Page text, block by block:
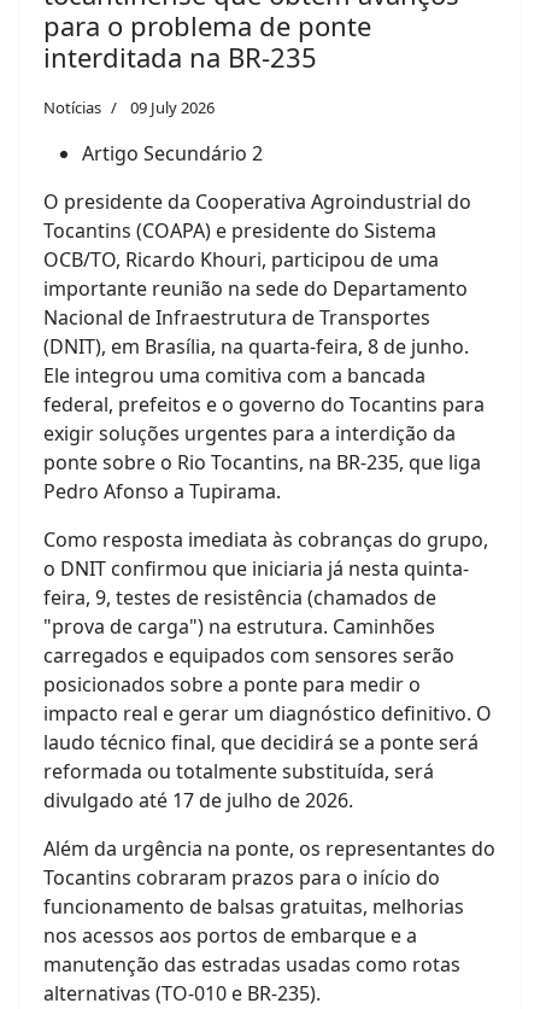
para o problema de ponte
interditada na BR-235
Notícias 09 July 2026
Artigo Secundário 2
O presidente da Cooperativa Agroindustrial do
Tocantins (COAPA) e presidente do Sistema
OCB/TO, Ricardo Khouri, participou de uma
importante reunião na sede do Departamento
Nacional de Infraestrutura de Transportes
(DNIT), em Brasília, na quarta-feira, 8 de junho.
Ele integrou uma comitiva com a bancada
federal, prefeitos e o governo do Tocantins para
exigir soluções urgentes para a interdição da
ponte sobre o Rio Tocantins, na BR-235, que liga
Pedro Afonso a Tupirama.
Como resposta imediata às cobranças do grupo,
o DNIT confirmou que iniciaria já nesta quinta-
feira, 9, testes de resistência (chamados de
"prova de carga") na estrutura. Caminhões
carregados e equipados com sensores serão
posicionados sobre a ponte para medir o
impacto real e gerar um diagnóstico definitivo. O
laudo técnico final, que decidirá se a ponte será
reformada ou totalmente substituída, será
divulgado até 17 de julho de 2026.
Além da urgência na ponte, os representantes do
Tocantins cobraram prazos para o início do
funcionamento de balsas gratuitas, melhorias
nos acessos aos portos de embarque e a
manutenção das estradas usadas como rotas
alternativas (TO-010 e BR-235).